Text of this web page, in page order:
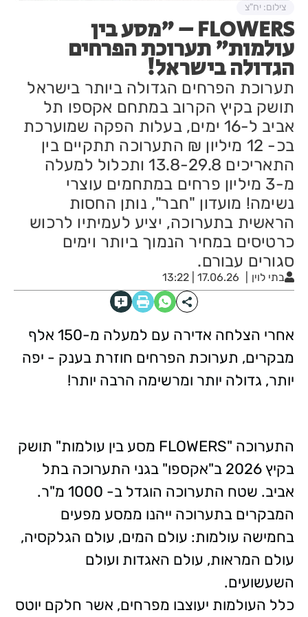
FLOWERS – "מסע בין
עולמות" תערוכת הפרחים
הגדולה בישראל!
תערוכת הפרחים הגדולה ביותר בישראל
תושק בקיץ הקרוב במתחם אקספו תל
אביב ל-16 ימים, בעלות הפקה שמוערכת
בכ- 12 מיליון ₪ התערוכה תתקיים בין
התאריכים 13.8-29.8 ותכלול למעלה
מ-3 מיליון פרחים במתחמים עוצרי
נשימה! מועדון "חבר", נותן החסות
הראשית בתערוכה, יציע לעמיתיו לרכוש
כרטיסים במחיר הנמוך ביותר וימים
סגורים עבורם.
בתי לוין 17.06.26 | 13:22
צילום: יח"צ
אחרי הצלחה אדירה עם למעלה מ-150 אלף
מבקרים, תערוכת הפרחים חוזרת בענק - יפה
יותר, גדולה יותר ומרשימה הרבה יותר!
התערוכה "FLOWERS מסע בין עולמות" תושק
בקיץ 2026 ב"אקספו" בגני התערוכה בתל
אביב. שטח התערוכה הוגדל ב- 1000 מ"ר.
המבקרים בתערוכה ייהנו ממסע מפעים
בחמישה עולמות: עולם המים, עולם הגלקסיה,
עולם המראות, עולם האגדות ועולם
השעשועים.
כלל העולמות יעוצבו מפרחים, אשר חלקם יוטס